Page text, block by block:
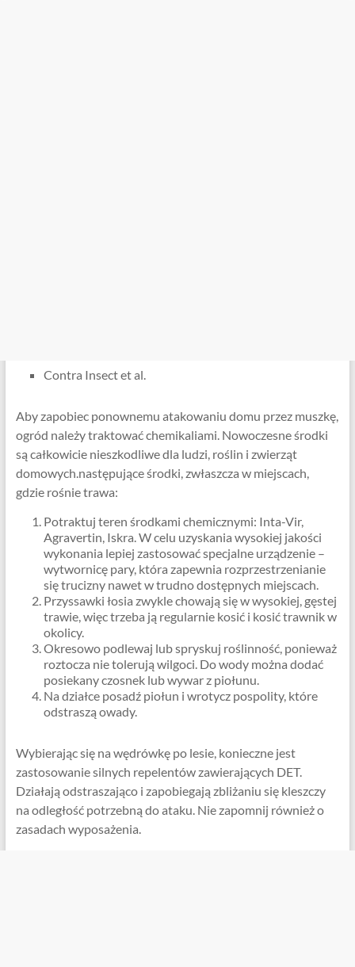
Contra Insect et al.
Aby zapobiec ponownemu atakowaniu domu przez muszkę,
ogród należy traktować chemikaliami. Nowoczesne środki
są całkowicie nieszkodliwe dla ludzi, roślin i zwierząt
domowych.następujące środki, zwłaszcza w miejscach,
gdzie rośnie trawa:
Potraktuj teren środkami chemicznymi: Inta-Vir,
Agravertin, Iskra. W celu uzyskania wysokiej jakości
wykonania lepiej zastosować specjalne urządzenie –
wytwornicę pary, która zapewnia rozprzestrzenianie
się trucizny nawet w trudno dostępnych miejscach.
Przyssawki łosia zwykle chowają się w wysokiej, gęstej
trawie, więc trzeba ją regularnie kosić i kosić trawnik w
okolicy.
Okresowo podlewaj lub spryskuj roślinność, ponieważ
roztocza nie tolerują wilgoci. Do wody można dodać
posiekany czosnek lub wywar z piołunu.
Na działce posadź piołun i wrotycz pospolity, które
odstraszą owady.
Wybierając się na wędrówkę po lesie, konieczne jest
zastosowanie silnych repelentów zawierających DET.
Działają odstraszająco i zapobiegają zbliżaniu się kleszczy
na odległość potrzebną do ataku. Nie zapomnij również o
zasadach wyposażenia.